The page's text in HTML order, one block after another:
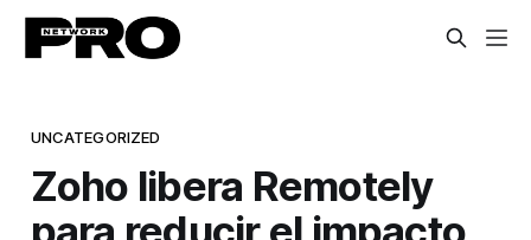
UNCATEGORIZED
Zoho libera Remotely